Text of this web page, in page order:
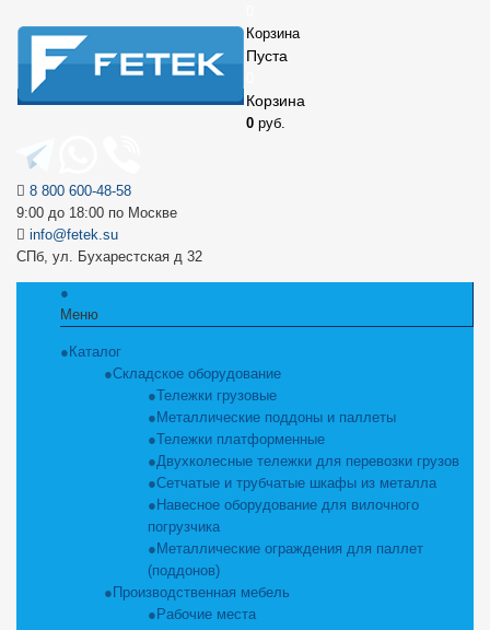
Корзина
Пуста
Корзина
0 руб.
8 800 600-48-58
9:00 до 18:00 по Москве
info@fetek.su
СПб, ул. Бухарестская д 32
Меню
Каталог
Складское оборудование
Тележки грузовые
Металлические поддоны и паллеты
Тележки платформенные
Двухколесные тележки для перевозки грузов
Сетчатые и трубчатые шкафы из металла
Навесное оборудование для вилочного
погрузчика
Металлические ограждения для паллет
(поддонов)
Производственная мебель
Рабочие места